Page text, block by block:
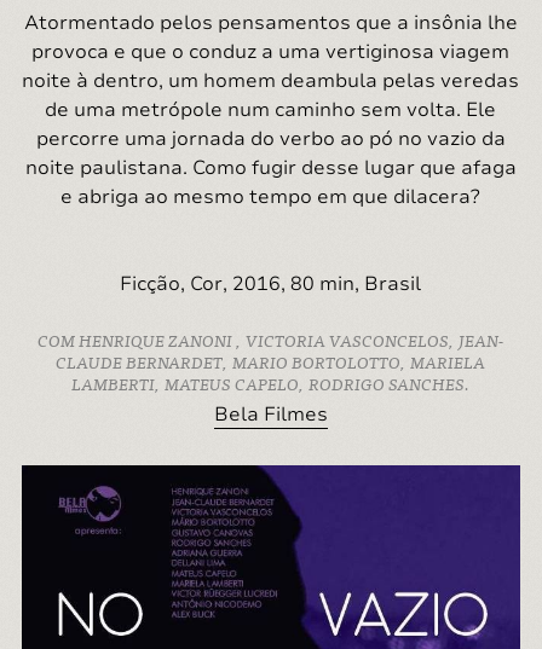
Atormentado pelos pensamentos que a insônia lhe
provoca e que o conduz a uma vertiginosa viagem
noite à dentro, um homem deambula pelas veredas
de uma metrópole num caminho sem volta. Ele
percorre uma jornada do verbo ao pó no vazio da
noite paulistana. Como fugir desse lugar que afaga
e abriga ao mesmo tempo em que dilacera?
Ficção, Cor, 2016, 80 min, Brasil
COM HENRIQUE ZANONI , VICTORIA VASCONCELOS, JEAN-
CLAUDE BERNARDET, MARIO BORTOLOTTO, MARIELA
LAMBERTI, MATEUS CAPELO, RODRIGO SANCHES.
Bela Filmes